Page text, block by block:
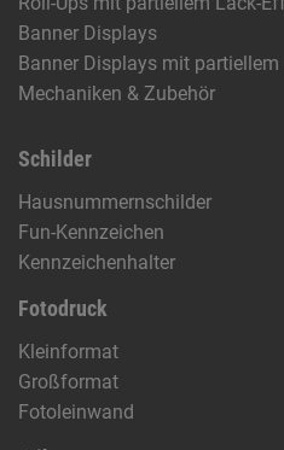
Banner Displays
Banner Displays mit
Mechaniken & Zubehör
Schilder
Hausnummernschilder
Fun-Kennzeichen
Kennzeichenhalter
Fotodruck
Kleinformat
Großformat
Fotoleinwand